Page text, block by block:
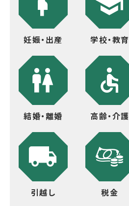
妊娠・出産 学校・教育
結婚・離婚 高齢・介護
引越し 税金